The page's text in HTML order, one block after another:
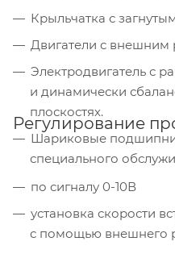
Крыльчатка с
Двигатели с внешним
Электродвигатель с
и динамически
плоскостях.
Шариковые
специального
Регулирование
по сигналу 0-10В
установка скорости
с помощью внешнего